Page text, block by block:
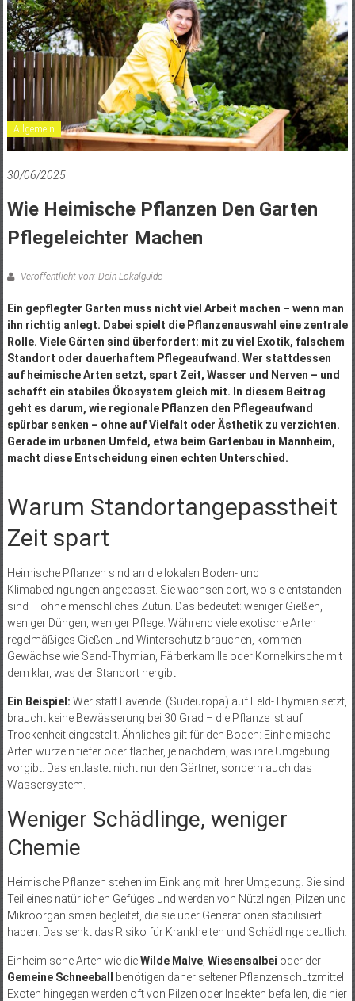
Allgemein
30/06/2025
Wie Heimische Pflanzen Den Garten
Pflegeleichter Machen
Veröffentlicht von: Dein Lokalguide
Ein gepflegter Garten muss nicht viel Arbeit machen – wenn man
ihn richtig anlegt. Dabei spielt die Pflanzenauswahl eine zentrale
Rolle. Viele Gärten sind überfordert: mit zu viel Exotik, falschem
Standort oder dauerhaftem Pflegeaufwand. Wer stattdessen
auf heimische Arten setzt, spart Zeit, Wasser und Nerven – und
schafft ein stabiles Ökosystem gleich mit. In diesem Beitrag
geht es darum, wie regionale Pflanzen den Pflegeaufwand
spürbar senken – ohne auf Vielfalt oder Ästhetik zu verzichten.
Gerade im urbanen Umfeld, etwa beim Gartenbau in Mannheim,
macht diese Entscheidung einen echten Unterschied.
Warum Standortangepasstheit
Zeit spart
Heimische Pflanzen sind an die lokalen Boden- und
Klimabedingungen angepasst. Sie wachsen dort, wo sie entstanden
sind – ohne menschliches Zutun. Das bedeutet: weniger Gießen,
weniger Düngen, weniger Pflege. Während viele exotische Arten
regelmäßiges Gießen und Winterschutz brauchen, kommen
Gewächse wie Sand-Thymian, Färberkamille oder Kornelkirsche mit
dem klar, was der Standort hergibt.
Ein Beispiel: Wer statt Lavendel (Südeuropa) auf Feld-Thymian setzt,
braucht keine Bewässerung bei 30 Grad – die Pflanze ist auf
Trockenheit eingestellt. Ähnliches gilt für den Boden: Einheimische
Arten wurzeln tiefer oder flacher, je nachdem, was ihre Umgebung
vorgibt. Das entlastet nicht nur den Gärtner, sondern auch das
Wassersystem.
Weniger Schädlinge, weniger
Chemie
Heimische Pflanzen stehen im Einklang mit ihrer Umgebung. Sie sind
Teil eines natürlichen Gefüges und werden von Nützlingen, Pilzen und
Mikroorganismen begleitet, die sie über Generationen stabilisiert
haben. Das senkt das Risiko für Krankheiten und Schädlinge deutlich.
Einheimische Arten wie dieWilde Malve, Wiesensalbei oder der
Gemeine Schneeball
benötigen daher seltener Pflanzenschutzmittel.
Exoten hingegen werden oft von Pilzen oder Insekten befallen, die hier